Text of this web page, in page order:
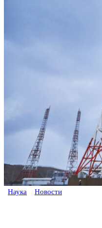
Наука Новости